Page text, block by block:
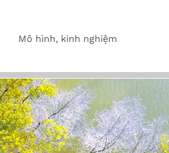
Mô hình, kinh nghiệm